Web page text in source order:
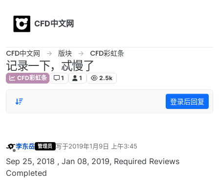
CFD中文网
CFD中文网 版块 CFD彩虹条
记录一下，忒慢了
CFD彩虹条 1 1 2.5k
登录后回复
李东岳 管理员 写于2019年1月9日 上午3:45
最后由 编辑
Sep 25, 2018 , Jan 08, 2019, Required Reviews
Completed